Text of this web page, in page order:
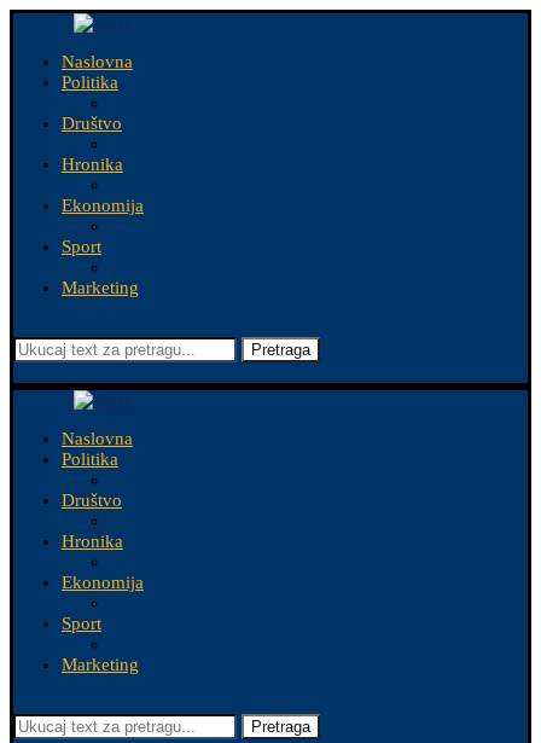
Naslovna
Politika
Društvo
Hronika
Ekonomija
Sport
Marketing
Pretraga
Naslovna
Politika
Društvo
Hronika
Ekonomija
Sport
Marketing
Pretraga